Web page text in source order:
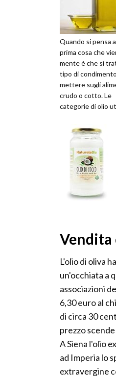
Quando si pensa
prima cosa che
mente è che si
tipo di
mettere sugli
crudo o cotto. Le
categorie di olio
Vendita
L'olio di oliva
un'occhiata a
associazioni
6,30 euro al
di circa 30
prezzo
A Siena l'olio
ad Imperia lo
extravergine